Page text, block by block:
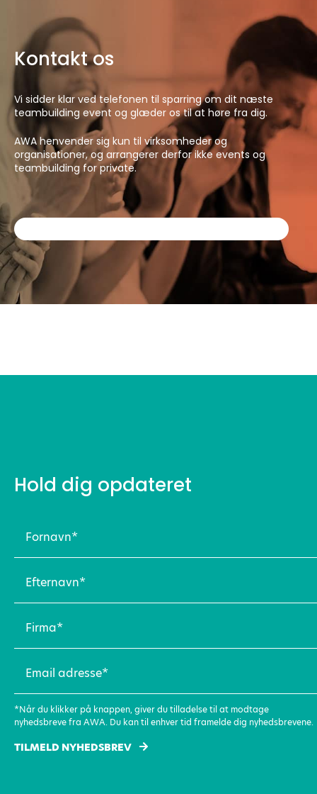
Kontakt os
Vi sidder klar ved telefonen til sparring om dit næste
teambuilding event og glæder os til at høre fra dig.
AWA henvender sig kun til virksomheder og
organisationer, og arrangerer derfor ikke events og
teambuilding for private.
Hold dig opdateret
(Påkrævet)
(Påkrævet)
(Påkrævet)
adresse
(Påkrævet)
*Når du klikker på knappen, giver du tilladelse til at modtage
nyhedsbreve fra AWA. Du kan til enhver tid framelde dig nyhedsbrevene.
TILMELD NYHEDSBREV